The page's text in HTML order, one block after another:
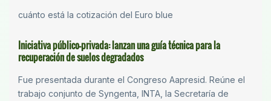
cuánto está la cotización del Euro blue
Iniciativa público-privada: lanzan una guía técnica para la
recuperación de suelos degradados
Fue presentada durante el Congreso Aapresid. Reúne el
trabajo conjunto de Syngenta, INTA, la Secretaría de